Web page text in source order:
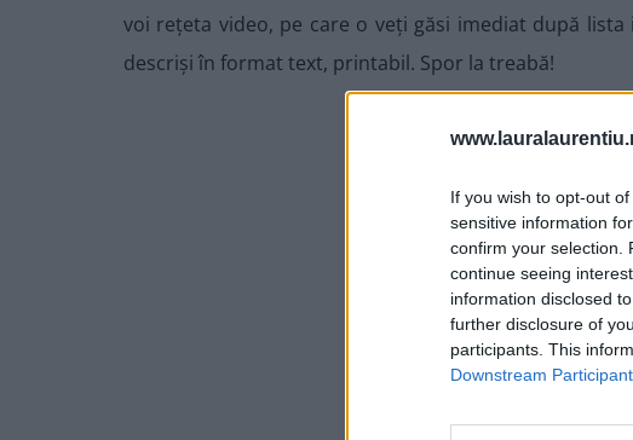
If you wish to opt-out
sensitive information
confirm your selection.
continue seeing
information disclosed
further disclosure of
participants. This
Downstream
voi rețeta video, pe care o veți găsi imediat după
descriși în format text, printabil. Spor la treabă!